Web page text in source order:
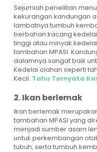
Sejumlah penelitian
kekurangan kandungan
lambatnya tumbuh
berbahan kacang
tinggi atau minyak
tambahan MPASI.
dalamnya sangat baik
Kedelai olahan seperti
Kecil. Tahu Ternyata
2. Ikan berlemak
Ikan berlemak
tambahan MPASI yang
menjadi sumber asam
untuk perkembangan
tubuh, serta tumbuh